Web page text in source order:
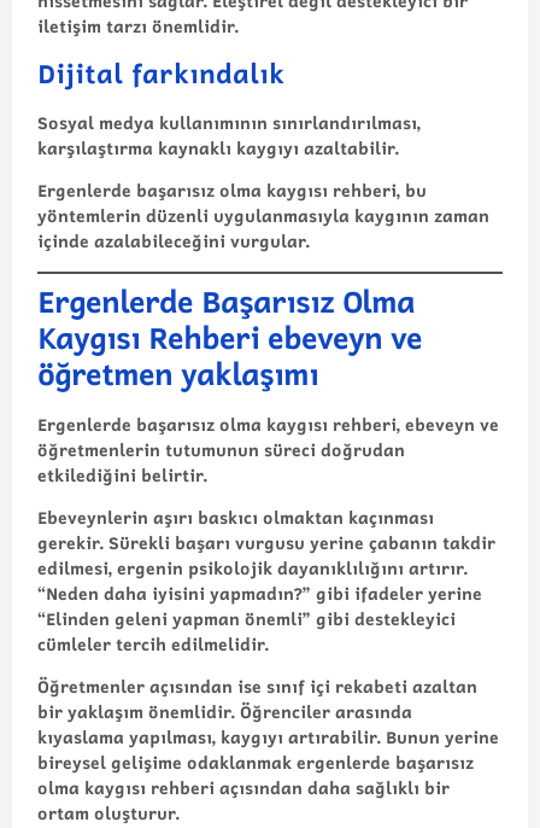
iletişim tarzı önemlidir.
Dijital farkındalık
Sosyal medya kullanımının sınırlandırılması,
karşılaştırma kaynaklı kaygıyı azaltabilir.
Ergenlerde başarısız olma kaygısı rehberi, bu
yöntemlerin düzenli uygulanmasıyla kaygının zaman
içinde azalabileceğini vurgular.
Ergenlerde Başarısız Olma
Kaygısı Rehberi ebeveyn ve
öğretmen yaklaşımı
Ergenlerde başarısız olma kaygısı rehberi, ebeveyn ve
öğretmenlerin tutumunun süreci doğrudan
etkilediğini belirtir.
Ebeveynlerin aşırı baskıcı olmaktan kaçınması
gerekir. Sürekli başarı vurgusu yerine çabanın takdir
edilmesi, ergenin psikolojik dayanıklılığını artırır.
“Neden daha iyisini yapmadın?” gibi ifadeler yerine
“Elinden geleni yapman önemli” gibi destekleyici
cümleler tercih edilmelidir.
Öğretmenler açısından ise sınıf içi rekabeti azaltan
bir yaklaşım önemlidir. Öğrenciler arasında
kıyaslama yapılması, kaygıyı artırabilir. Bunun yerine
bireysel gelişime odaklanmakergenlerde başarısız
olma kaygısı rehberi açısından daha sağlıklı bir
ortam oluşturur.